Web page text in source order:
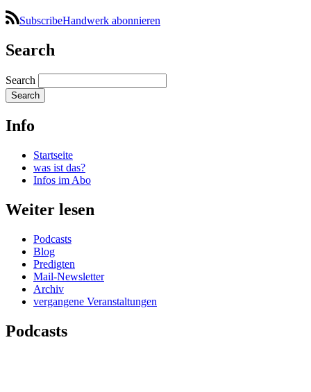
SubscribeHandwerk abonnieren
Search
Search
Info
Startseite
was ist das?
Infos im Abo
Weiter lesen
Podcasts
Blog
Predigten
Mail-Newsletter
Archiv
vergangene Veranstaltungen
Podcasts